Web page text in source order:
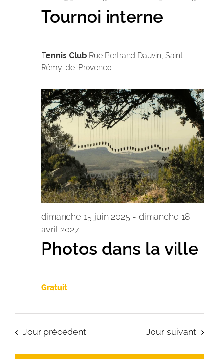
Tournoi interne
Tennis Club Rue Bertrand Dauvin, Saint-
Rémy-de-Provence
Photos dans la ville
dimanche 15 juin 2025 - dimanche 18
avril 2027
Gratuit
Jour précédent Jour suivant